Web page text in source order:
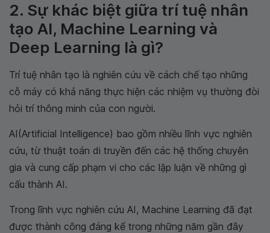
2. Sự khác biệt giữa trí tuệ nhân
tạo AI, Machine Learning và
Deep Learning là gì?
Trí tuệ nhân tạo là nghiên cứu về cách chế tạo những
cỗ máy có khả năng thực hiện các nhiệm vụ thường đòi
hỏi trí thông minh của con người.
AI(Artificial Intelligence) bao gồm nhiều lĩnh vực nghiên
cứu, từ thuật toán di truyền đến các hệ thống chuyên
gia và cung cấp phạm vi cho các lập luận về những gì
cấu thành AI.
Trong lĩnh vực nghiên cứu AI, Machine Learning đã đạt
được thành công đáng kể trong những năm gần đây